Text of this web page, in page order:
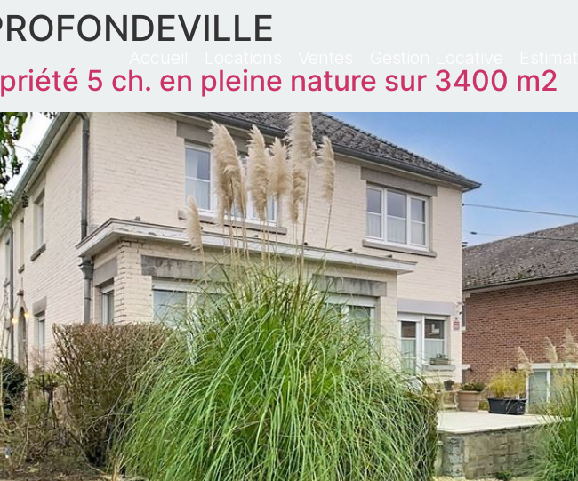
5 ch. en pleine nature sur 3400 m2